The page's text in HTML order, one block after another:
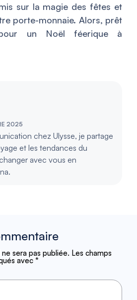
sur la magie des fêtes et
porte-monnaie. Alors, prêt
un Noël féerique à
2025
chez Ulysse, je partage
et les tendances du
avec vous en
sera pas publiée. Les champs
avec *